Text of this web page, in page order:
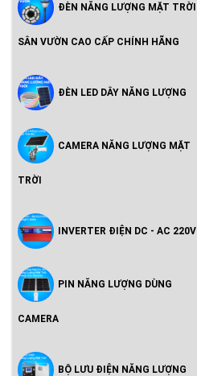
Vườn Cao Cấp Chính Hãng
Hoàng Quốc Bảo - Độ Sáng Cao,
ĐÈN NĂNG LƯỢNG MẶT TRỜI
SÂN VƯỜN CAO CẤP CHÍNH HÃNG
ĐÈN LED DÂY NĂNG LƯỢNG
CAMERA NĂNG LƯỢNG MẶT
TRỜI
INVERTER ĐIỆN DC - AC 220V
PIN NĂNG LƯỢNG DÙNG
CAMERA
BỘ LƯU ĐIỆN NĂNG LƯỢNG